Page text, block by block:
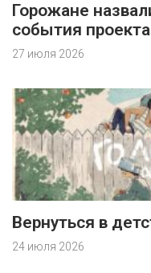
Горожане
события
27 июля 2026
Вернуться в
24 июля 2026